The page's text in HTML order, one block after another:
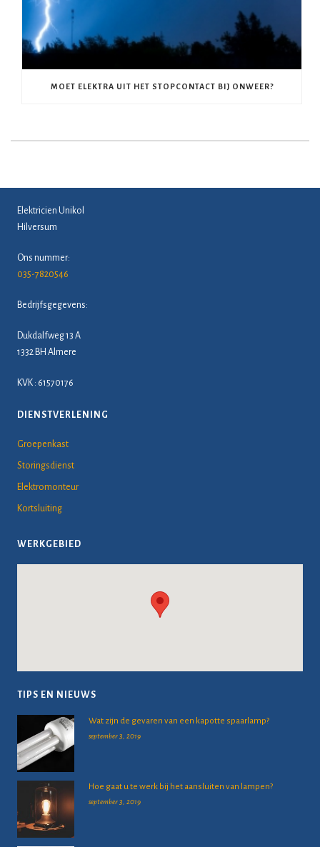
MOET ELEKTRA UIT HET STOPCONTACT BIJ ONWEER?
Elektricien Unikol
Hilversum
Ons nummer:
035-7820546
Bedrijfsgegevens:
Dukdalfweg 13 A
1332 BH Almere
KVK : 61570176
DIENSTVERLENING
Groepenkast
Storingsdienst
Elektromonteur
Kortsluiting
WERKGEBIED
TIPS EN NIEUWS
Wat zijn de gevaren van een kapotte spaarlamp?
september 3, 2019
Hoe gaat u te werk bij het aansluiten van lampen?
september 3, 2019